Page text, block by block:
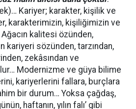
Kariyer; karakter, kişilik ve
karakterimizin, kişiliğimizin ve
kalitesi özünden,
kariyeri sözünden, tarzından,
zekâsından ve
Modernizme ve güya bilime
kariyerlerini fallara, burçlara
bir durum… Yoksa çağdaş,
haftanın, yılın falı’ gibi